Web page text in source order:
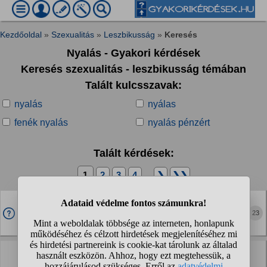
Kezdőoldal » Szexualitás » Leszbikusság » Keresés
Nyalás - Gyakori kérdések
Keresés szexualitás - leszbikusság témában
Talált kulcsszavak:
nyalás
nyálas
fenék nyalás
nyalás pénzért
Talált kérdések:
1 2 3 4 ... ❯ ❯❯
Lányok volt e már hogy a legjobb barátnőtökkel volt
Részletesen kiváncsi vagyok rá
23
Leszbikusok és az alkalmi szex. Van ilyen ?
Szinte mindenhol azt olvasni itt a Gyakorin, hogy hát